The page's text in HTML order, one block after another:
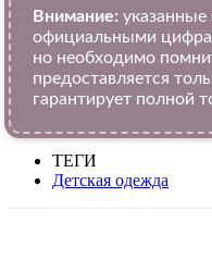
Внимание:
официальными
но необходимо
предоставляется
гарантирует полной
ТЕГИ
Детская одежда